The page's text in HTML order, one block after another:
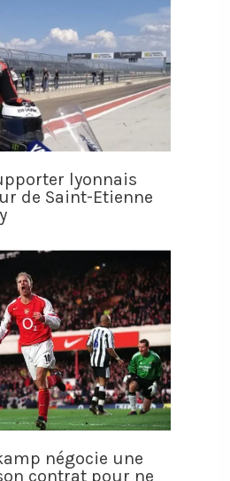
lyonnais
de Saint-Etienne
négocie une
contrat pour ne